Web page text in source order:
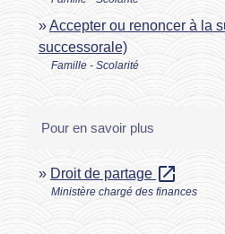
Accepter ou renoncer à la
successorale)
Famille - Scolarité
Pour en savoir plus
Droit de partage open_in_new
Ministère chargé des finances